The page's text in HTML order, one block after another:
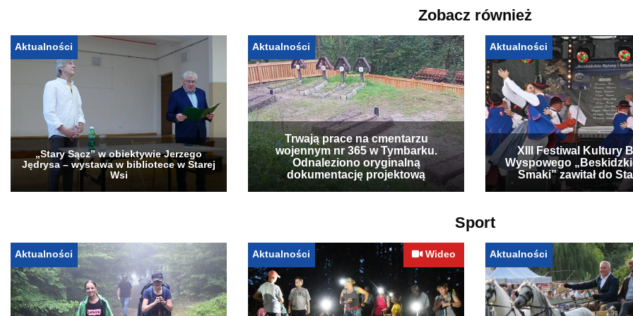
Zobacz również
Aktualności
„Stary Sącz” w obiektywie Jerzego
Jędrysa – wystawa w bibliotece w Starej
Wsi
Aktualności
Trwają prace na cmentarzu
wojennym nr 365 w Tymbarku.
Odnaleziono oryginalną
dokumentację projektową
Aktualności
XIII Festiwal Kultury
Wyspowego
Smaki” zawitał do
Sport
Aktualności Aktualności Wideo Aktualności